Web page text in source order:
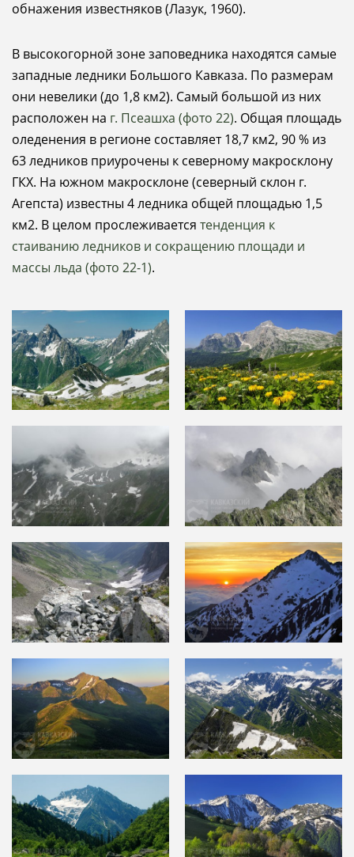
обнажения известняков (Лазук, 1960).
В высокогорной зоне заповедника находятся самые
западные ледники Большого Кавказа. По размерам
они невелики (до 1,8 км2). Самый большой из них
расположен на г. Псеашха (фото 22). Общая площадь
оледенения в регионе составляет 18,7 км2, 90 % из
63 ледников приурочены к северному макросклону
ГКХ. На южном макросклоне (северный склон г.
Агепста) известны 4 ледника общей площадью 1,5
км2. В целом прослеживается тенденция к
стаиванию ледников и сокращению площади и
массы льда (фото 22-1).